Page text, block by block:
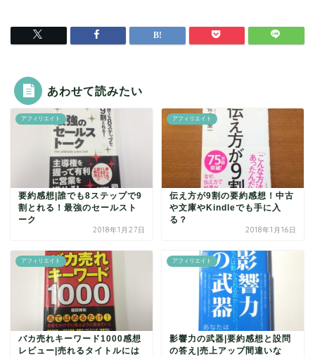
あわせて読みたい
アフィリエイト
要約感想|誰でも8ステップで9
割とれる！最強のセールスト
ーク
2018年1月27日
アフィリエイト
伝え方が9割の要約感想！中古
や文庫やKindleでも手に入
る？
2018年1月16日
アフィリエイト
バカ売れキーワード1000感想
レビュー|売れるタイトルには
アフィリエイト
影響力の武器|要約感想と設問
の答え|売上アップ間違いな